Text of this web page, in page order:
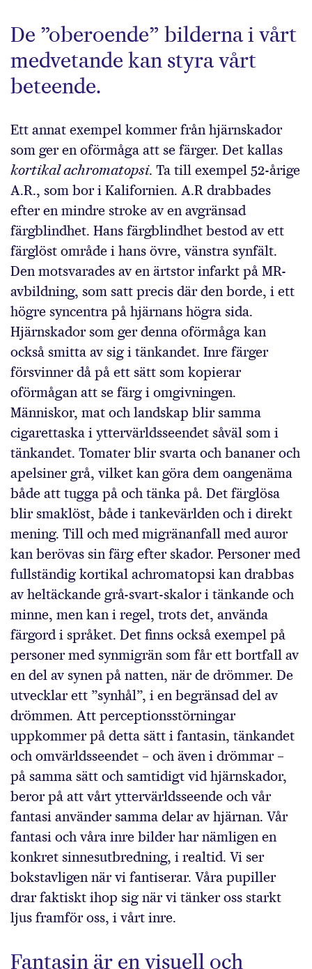
De ”oberoende” bilderna i vårt
medvetande kan styra vårt
beteende.
Ett annat exempel kommer från hjärnskador
som ger en oförmåga att se färger. Det kallas
kortikal achromatopsi. Ta till exempel 52-årige
A.R., som bor i Kalifornien. A.R drabbades
efter en mindre stroke av en avgränsad
färgblindhet. Hans färgblindhet bestod av ett
färglöst område i hans övre, vänstra synfält.
Den motsvarades av en ärtstor infarkt på MR-
avbildning, som satt precis där den borde, i ett
högre syncentra på hjärnans högra sida.
Hjärnskador som ger denna oförmåga kan
också smitta av sig i tänkandet. Inre färger
försvinner då på ett sätt som kopierar
oförmågan att se färg i omgivningen.
Människor, mat och landskap blir samma
cigarettaska i yttervärldsseendet såväl som i
tänkandet. Tomater blir svarta och bananer och
apelsiner grå, vilket kan göra dem oangenäma
både att tugga på och tänka på. Det färglösa
blir smaklöst, både i tankevärlden och i direkt
mening. Till och med migränanfall med auror
kan berövas sin färg efter skador. Personer med
fullständig kortikal achromatopsi kan drabbas
av heltäckande grå-svart-skalor i tänkande och
minne, men kan i regel, trots det, använda
färgord i språket. Det finns också exempel på
personer med synmigrän som får ett bortfall av
en del av synen på natten, när de drömmer. De
utvecklar ett ”synhål”, i en begränsad del av
drömmen. Att perceptionsstörningar
uppkommer på detta sätt i fantasin, tänkandet
och omvärldsseendet – och även i drömmar –
på samma sätt och samtidigt vid hjärnskador,
beror på att vårt yttervärldsseende och vår
fantasi använder samma delar av hjärnan. Vår
fantasi och våra inre bilder har nämligen en
konkret sinnesutbredning, i realtid. Vi ser
bokstavligen när vi fantiserar. Våra pupiller
drar faktiskt ihop sig när vi tänker oss starkt
ljus framför oss, i vårt inre.
Fantasin är en visuell och